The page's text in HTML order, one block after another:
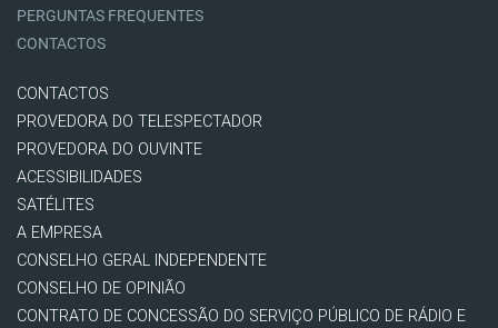
PERGUNTAS FREQUENTES
CONTACTOS
CONTACTOS
PROVEDORA DO TELESPECTADOR
PROVEDORA DO OUVINTE
ACESSIBILIDADES
SATÉLITES
A EMPRESA
CONSELHO GERAL INDEPENDENTE
CONSELHO DE OPINIÃO
CONTRATO DE CONCESSÃO DO SERVIÇO PÚBLICO DE RÁDIO E